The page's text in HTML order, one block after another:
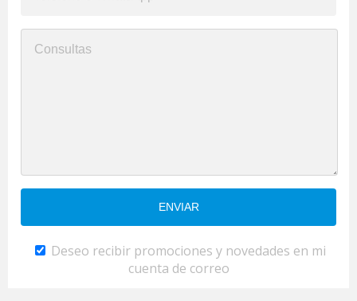
Deseo recibir promociones y novedades en mi
cuenta de correo